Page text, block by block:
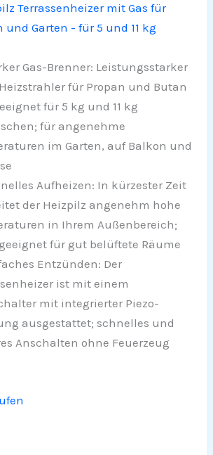
Terrassenheizer mit Gas für
und Garten - für 5 und 11 kg
Gas-Brenner: Leistungsstarker
Heizstrahler für Propan und Butan
für 5 kg und 11 kg
für angenehme
im Garten, auf Balkon und
Aufheizen: In kürzester Zeit
der Heizpilz angenehm hohe
in Ihrem Außenbereich;
für gut belüftete Räume
Entzünden: Der
ist mit einem
mit integrierter Piezo-
ausgestattet; schnelles und
Anschalten ohne Feuerzeug